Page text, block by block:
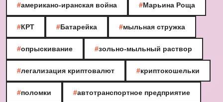
#американо-иранская война #Марьина Роща
#КРТ #Батарейка #мыльная стружка
#опрыскивание #зольно-мыльный раствор
#легализация криптовалют #криптокошельки
#поломки #автотранспортное предприятие